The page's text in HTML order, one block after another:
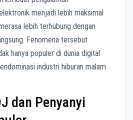
menjadi lebih maksimal
lebih terhubung dengan
Fenomena tersebut
hanya populer di dunia digital
industri hiburan malam
dan Penyanyi